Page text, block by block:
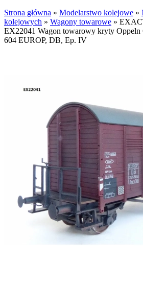
Strona główna » Modelarstwo kolejowe »
kolejowych » Wagony towarowe »
EX22041 Wagon towarowy kryty Oppeln
604 EUROP, DB, Ep. IV